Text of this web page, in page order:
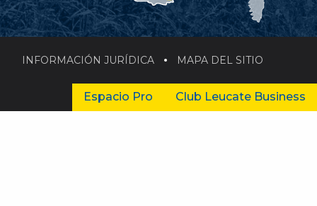
INFORMACIÓN JURÍDICA MAPA DEL SITIO
Espacio Pro Club Leucate Business